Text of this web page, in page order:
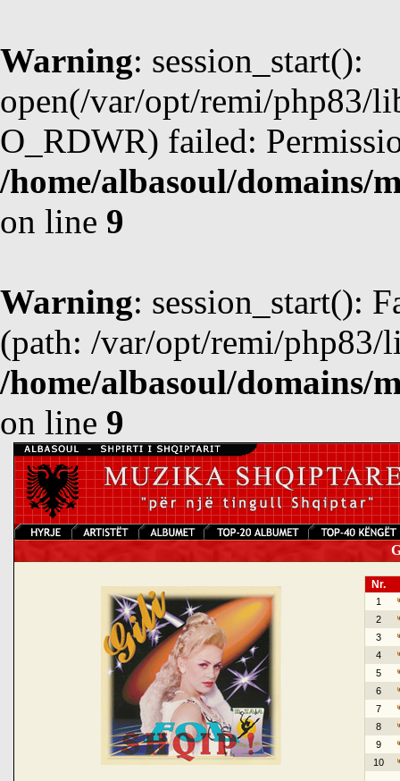
Warning: session_start():
open(/var/opt/remi/php83/
O_RDWR) failed:
/home/albasoul/domains/
on line 9
Warning: session_start():
(path: /var/opt/remi/php83/
/home/albasoul/domains/
on line 9
Nr.
1
2
3
4
5
6
7
8
9
10